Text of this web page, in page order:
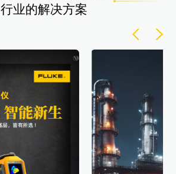
行业的解决方案